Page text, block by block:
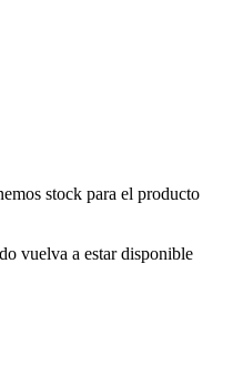
stock para el producto
vuelva a estar disponible